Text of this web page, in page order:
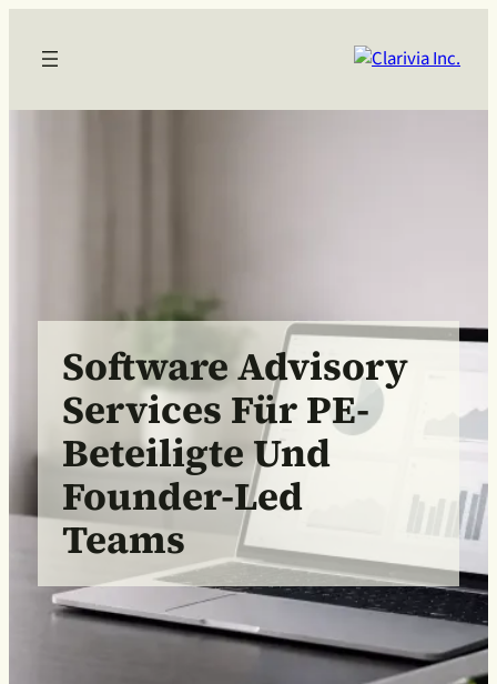
Software Advisory
Services Für PE-
Beteiligte Und
Founder-Led
Teams